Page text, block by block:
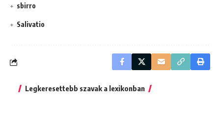
sbirro
Salivatio
Legkeresettebb szavak a lexikonban